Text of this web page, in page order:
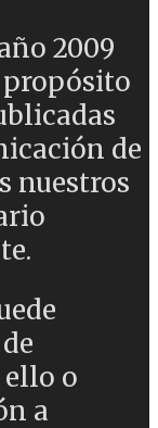
2009
de
nuestros
o
a